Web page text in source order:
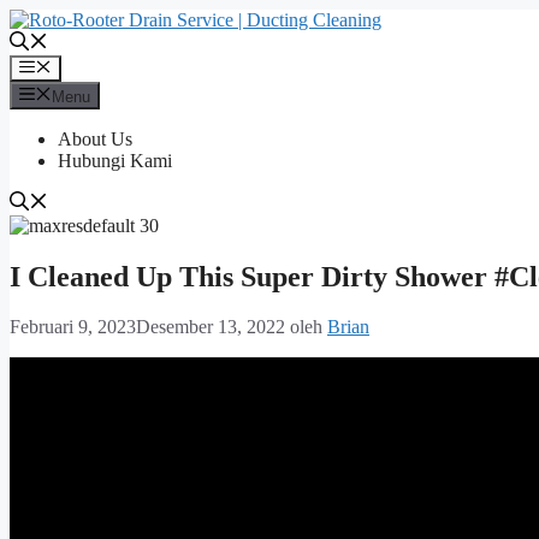
Langsung
ke
isi
Menu
Menu
About Us
Hubungi Kami
I Cleaned Up This Super Dirty Shower
Februari 9, 2023Desember 13, 2022 oleh Brian